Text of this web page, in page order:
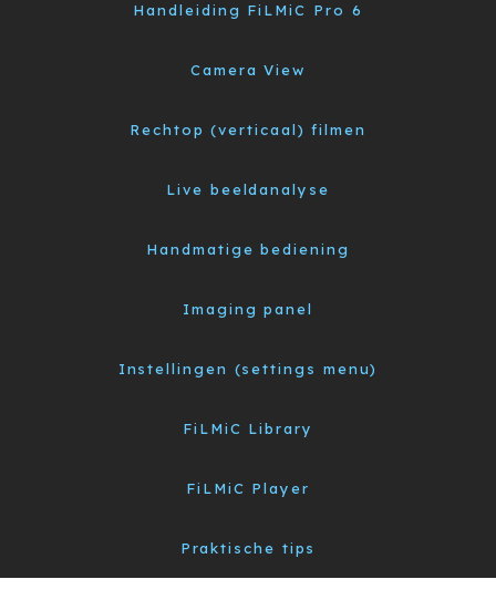
Handleiding FiLMiC Pro 6
Camera View
Rechtop (verticaal) filmen
Live beeldanalyse
Handmatige bediening
Imaging panel
Instellingen (settings menu)
FiLMiC Library
FiLMiC Player
Praktische tips